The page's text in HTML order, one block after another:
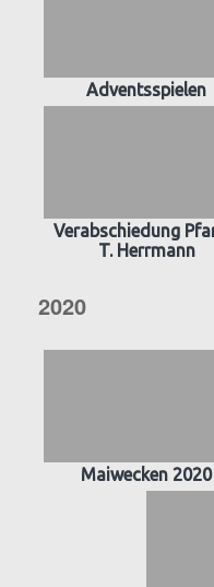
Adventsspielen
Verabschiedung
T. Herrmann
2020
Maiwecken 2020